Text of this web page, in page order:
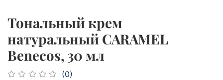
Тональный крем
натуральный CARAMEL
Benecos, 30 мл
(0)